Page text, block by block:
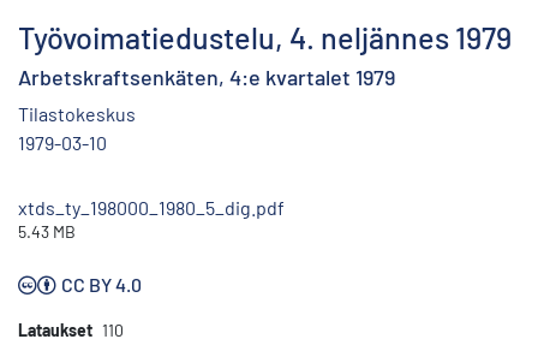
Työvoimatiedustelu, 4. neljännes 1979
Arbetskraftsenkäten, 4:e kvartalet 1979
Tilastokeskus
1979-03-10
xtds_ty_198000_1980_5_dig.pdf
5.43 MB
CC BY 4.0
Lataukset 110